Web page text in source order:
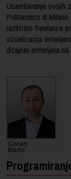
Usavršavanje svojih
Politecnico di
različitim freelance
vizuelizacija
dizajner enterijera